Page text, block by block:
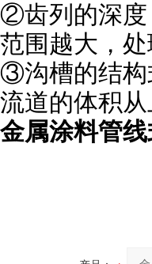
②齿列的深度
范围越大，
③沟槽的结构
流道的体积
金属涂料管